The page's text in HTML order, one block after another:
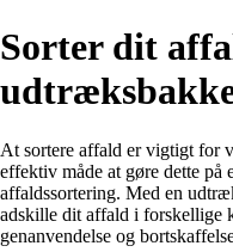
Sorter dit
At sortere affald er vigtigt for
effektiv måde at gøre dette
affaldssortering. Med en
adskille dit affald i forskellige
genanvendelse og